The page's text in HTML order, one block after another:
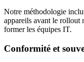
Notre méthodologie
appareils avant le rollout
former les équipes IT.
Conformité et